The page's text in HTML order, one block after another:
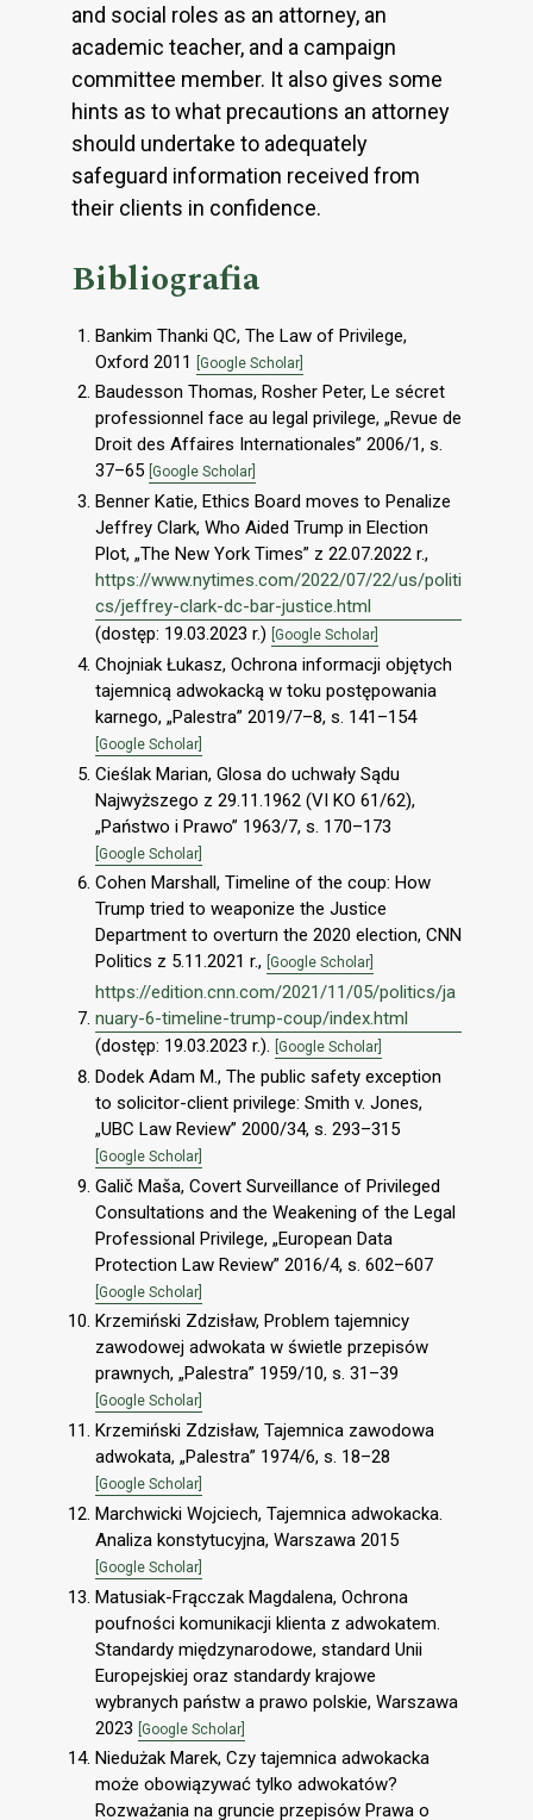
and social roles as an attorney, an
academic teacher, and a campaign
committee member. It also gives some
hints as to what precautions an attorney
should undertake to adequately
safeguard information received from
their clients in confidence.
Bibliografia
Bankim Thanki QC, The Law of Privilege,
Oxford 2011
[Google Scholar]
Baudesson Thomas, Rosher Peter, Le sécret
professionnel face au legal privilege, „Revue de
Droit des Affaires Internationales” 2006/1, s.
37–65 [Google Scholar]
Benner Katie, Ethics Board moves to Penalize
Jeffrey Clark, Who Aided Trump in Election
Plot, „The New York Times” z 22.07.2022 r.,
https://www.nytimes.com/2022/07/22/us/politi
cs/jeffrey-clark-dc-bar-justice.html
(dostęp: 19.03.2023 r.) [Google Scholar]
Chojniak Łukasz, Ochrona informacji objętych
tajemnicą adwokacką w toku postępowania
karnego, „Palestra” 2019/7–8, s. 141–154
[Google Scholar]
Cieślak Marian, Glosa do uchwały Sądu
Najwyższego z 29.11.1962 (VI KO 61/62),
„Państwo i Prawo” 1963/7, s. 170–173
[Google Scholar]
Cohen Marshall, Timeline of the coup: How
Trump tried to weaponize the Justice
Department to overturn the 2020 election, CNN
Politics z 5.11.2021 r., [Google Scholar]
https://edition.cnn.com/2021/11/05/politics/ja
nuary-6-timeline-trump-coup/index.html
(dostęp: 19.03.2023 r.). [Google Scholar]
Dodek Adam M., The public safety exception
to solicitor-client privilege: Smith v. Jones,
„UBC Law Review” 2000/34, s. 293–315
[Google Scholar]
Galič Maša, Covert Surveillance of Privileged
Consultations and the Weakening of the Legal
Professional Privilege, „European Data
Protection Law Review” 2016/4, s. 602–607
[Google Scholar]
Krzemiński Zdzisław, Problem tajemnicy
zawodowej adwokata w świetle przepisów
prawnych, „Palestra” 1959/10, s. 31–39
[Google Scholar]
Krzemiński Zdzisław, Tajemnica zawodowa
adwokata, „Palestra” 1974/6, s. 18–28
[Google Scholar]
Marchwicki Wojciech, Tajemnica adwokacka.
Analiza konstytucyjna, Warszawa 2015
[Google Scholar]
Matusiak-Frącczak Magdalena, Ochrona
poufności komunikacji klienta z adwokatem.
Standardy międzynarodowe, standard Unii
Europejskiej oraz standardy krajowe
wybranych państw a prawo polskie, Warszawa
2023 [Google Scholar]
Niedużak Marek, Czy tajemnica adwokacka
może obowiązywać tylko adwokatów?
Rozważania na gruncie przepisów Prawa o